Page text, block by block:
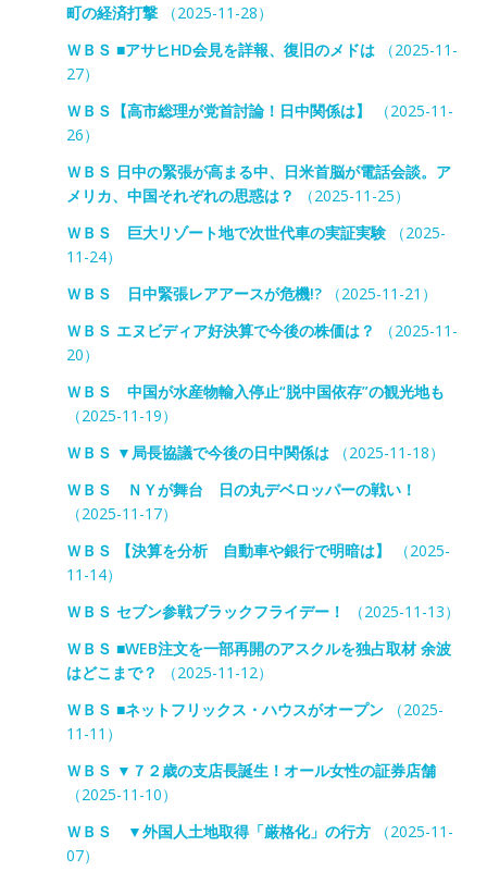
町の経済打撃（2025-11-28）
ＷＢＳ ■アサヒHD会見を詳報、復旧のメドは（2025-11-
27）
ＷＢＳ【高市総理が党首討論！日中関係は】
（2025-11-
26）
ＷＢＳ 日中の緊張が高まる中、日米首脳が電話会談。ア
メリカ、中国それぞれの思惑は？
（2025-11-25）
ＷＢＳ 巨大リゾート地で次世代車の実証実験（2025-
11-24）
ＷＢＳ 日中緊張レアアースが危機!?（2025-11-21）
ＷＢＳ エヌビディア好決算で今後の株価は？
（2025-11-
20）
ＷＢＳ 中国が水産物輸入停止“脱中国依存”の観光地も
（2025-11-19）
ＷＢＳ ▼局長協議で今後の日中関係は（2025-11-18）
ＷＢＳ ＮＹが舞台 日の丸デベロッパーの戦い！
（2025-11-17）
ＷＢＳ 【決算を分析 自動車や銀行で明暗は】
（2025-
11-14）
ＷＢＳ セブン参戦ブラックフライデー！
（2025-11-13）
ＷＢＳ ■WEB注文を一部再開のアスクルを独占取材 余波
はどこまで？
（2025-11-12）
ＷＢＳ ■ネットフリックス・ハウスがオープン（2025-
11-11）
ＷＢＳ ▼７２歳の支店長誕生！オール女性の証券店舗
（2025-11-10）
ＷＢＳ ▼外国人土地取得「厳格化」の行方（2025-11-
07）